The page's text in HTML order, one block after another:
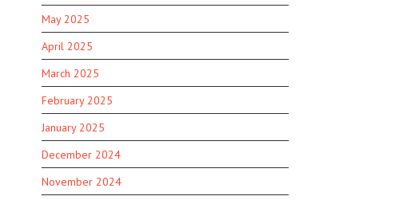
May 2025
April 2025
March 2025
February 2025
January 2025
December 2024
November 2024